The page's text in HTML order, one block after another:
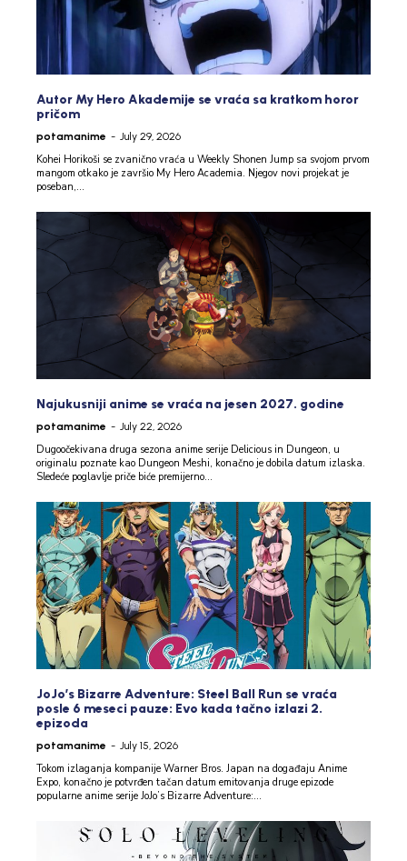
Autor My Hero Akademije se vraća sa kratkom horor
pričom
potamanime - July 29, 2026
Kohei Horikoši se zvanično vraća u Weekly Shonen Jump sa svojom prvom
mangom otkako je završio My Hero Academia. Njegov novi projekat je
poseban,...
Najukusniji anime se vraća na jesen 2027. godine
potamanime - July 22, 2026
Dugoočekivana druga sezona anime serije Delicious in Dungeon, u
originalu poznate kao Dungeon Meshi, konačno je dobila datum izlaska.
Sledeće poglavlje priče biće premijerno...
JoJo’s Bizarre Adventure: Steel Ball Run se vraća
posle 6 meseci pauze: Evo kada tačno izlazi 2.
epizoda
potamanime - July 15, 2026
Tokom izlaganja kompanije Warner Bros. Japan na događaju Anime
Expo, konačno je potvrđen tačan datum emitovanja druge epizode
popularne anime serije JoJo’s Bizarre Adventure:...